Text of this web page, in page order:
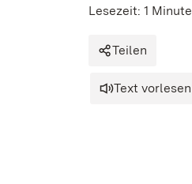
Lesezeit: 1 Minute
Teilen
Text vorlesen